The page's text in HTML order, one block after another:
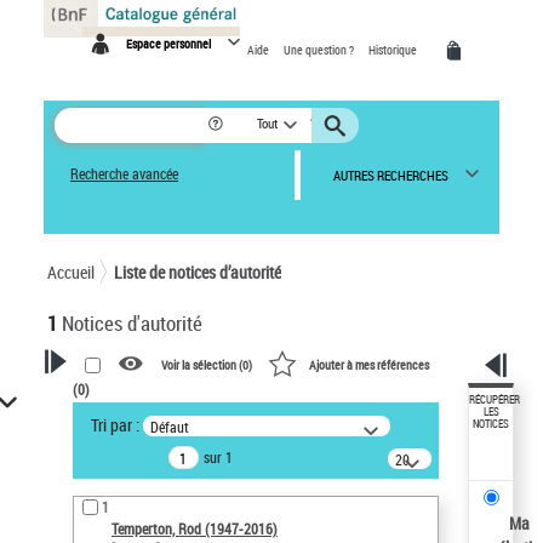
Espace personnel Aide Une question ? Historique
Tout
Recherche avancée AUTRES RECHERCHES
Accueil Liste de notices d’autorité
1 Notices d'autorité
VOTRE RECHERCHE
Recherche avancée dans les
notices d’autorité
Œuvres liées à l'auteur :
Temperton, Rod (1947-2016)
Voir la sélection (0) Ajouter à mes références
(0)
Tri par : Défaut
sur 1
20
résultats/page
1
Temperton, Rod (1947-2016)
RÉCUPÉRER
LES
NOTICES
Ma
Panneau de gestion des cookies